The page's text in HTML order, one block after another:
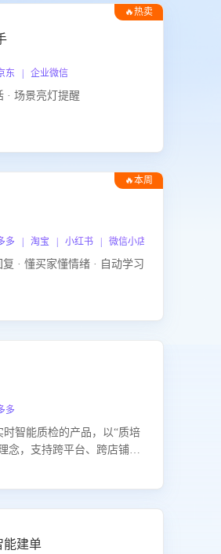
🔥热卖
| 企业微信
· 场景亮灯提醒
🔥本周
| 淘宝 | 小红书 | 微信小店 | 快手 | 唯品
· 懂买家懂情绪 · 自动学习
多
智能质检的产品，以“质培
念，支持跨平台、跨店铺的
销服能力。
能建单